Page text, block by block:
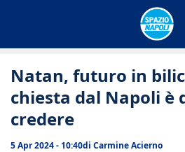
Natan, futuro in
chiesta dal Napoli è
credere
5 Apr 2024 - 10:40di Carmine Acierno